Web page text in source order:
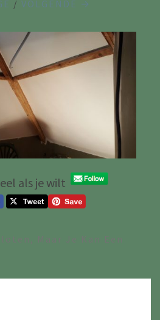
/ VOLGENDE →
als je wilt